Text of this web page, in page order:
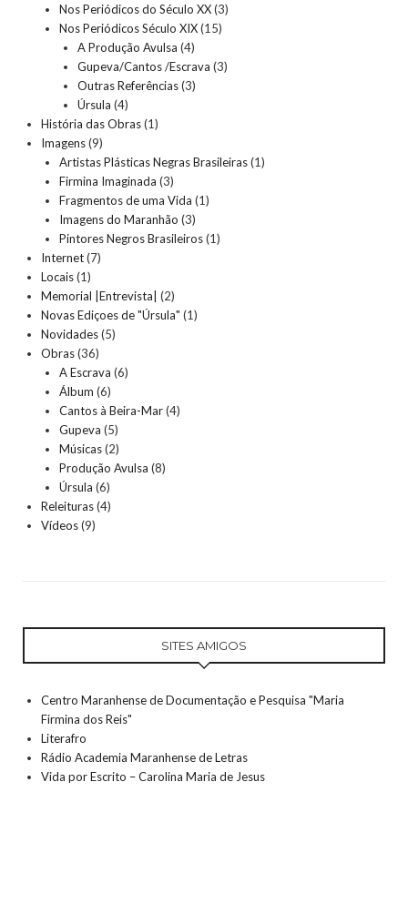
Nos Periódicos do Século XX(3)
Nos Periódicos Século XIX(15)
A Produção Avulsa (4)
Gupeva/Cantos /Escrava (3)
Outras Referências(3)
Úrsula (4)
História das Obras(1)
Imagens(9)
Artistas Plásticas Negras Brasileiras(1)
Firmina Imaginada (3)
Fragmentos de uma Vida (1)
Imagens do Maranhão (3)
Pintores Negros Brasileiros(1)
Internet(7)
Locais(1)
Memorial |Entrevista| (2)
Novas Ediçoes de "Úrsula" (1)
Novidades(5)
Obras(36)
A Escrava (6)
Álbum (6)
Cantos à Beira-Mar(4)
Gupeva (5)
Músicas(2)
Produção Avulsa (8)
Úrsula (6)
Releituras(4)
Vídeos(9)
SITES AMIGOS
Centro Maranhense de Documentação e Pesquisa "Maria
Firmina dos Reis"
Literafro
Rádio Academia Maranhense de Letras
Vida por Escrito – Carolina Maria de Jesus